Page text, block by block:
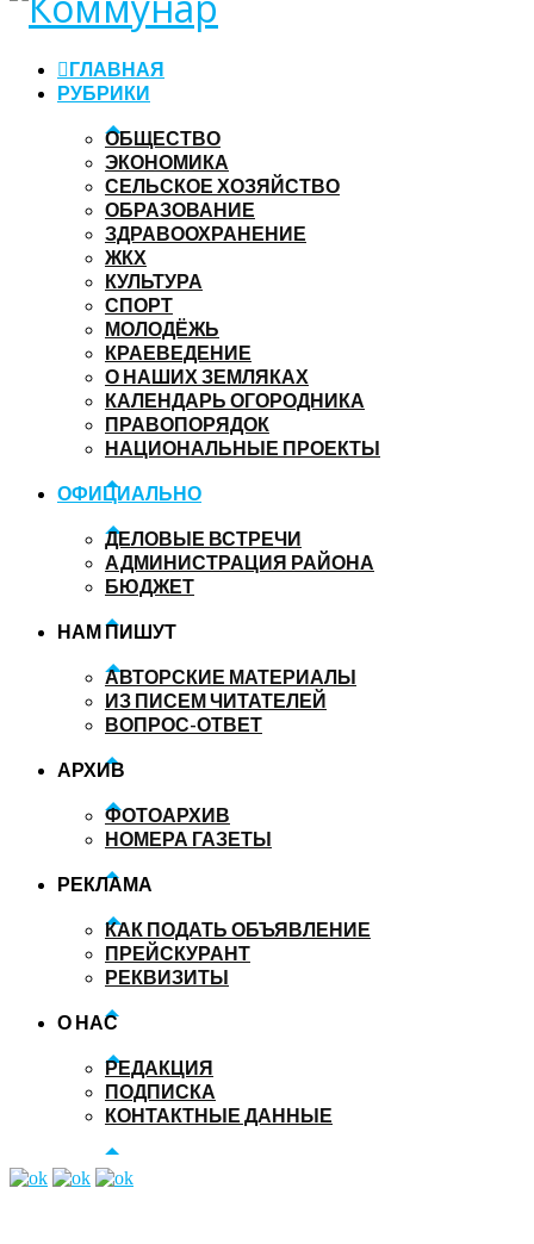
ГЛАВНАЯ
РУБРИКИ
ОБЩЕСТВО
ЭКОНОМИКА
СЕЛЬСКОЕ ХОЗЯЙСТВО
ОБРАЗОВАНИЕ
ЗДРАВООХРАНЕНИЕ
ЖКХ
КУЛЬТУРА
СПОРТ
МОЛОДЁЖЬ
КРАЕВЕДЕНИЕ
О НАШИХ ЗЕМЛЯКАХ
КАЛЕНДАРЬ ОГОРОДНИКА
ПРАВОПОРЯДОК
НАЦИОНАЛЬНЫЕ ПРОЕКТЫ
ОФИЦИАЛЬНО
ДЕЛОВЫЕ ВСТРЕЧИ
АДМИНИСТРАЦИЯ РАЙОНА
БЮДЖЕТ
НАМ ПИШУТ
АВТОРСКИЕ МАТЕРИАЛЫ
ИЗ ПИСЕМ ЧИТАТЕЛЕЙ
ВОПРОС-ОТВЕТ
АРХИВ
ФОТОАРХИВ
НОМЕРА ГАЗЕТЫ
РЕКЛАМА
КАК ПОДАТЬ ОБЪЯВЛЕНИЕ
ПРЕЙСКУРАНТ
РЕКВИЗИТЫ
О НАС
РЕДАКЦИЯ
ПОДПИСКА
КОНТАКТНЫЕ ДАННЫЕ